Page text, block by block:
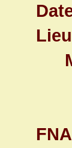
Lieu
FNA